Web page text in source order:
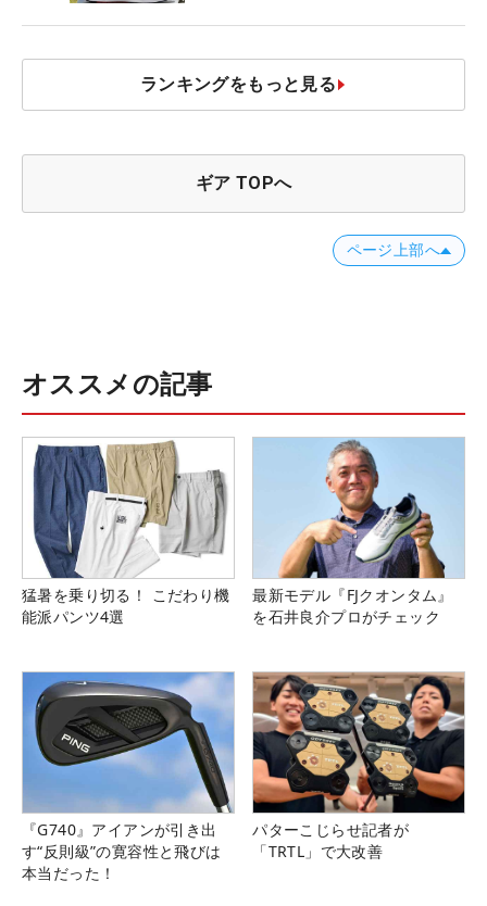
ランキングをもっと見る
ギア TOPへ
ページ上部へ
オススメの記事
猛暑を乗り切る！ こだわり機
能派パンツ4選
最新モデル『FJクオンタム』
を石井良介プロがチェック
『G740』アイアンが引き出
す“反則級”の寛容性と飛びは
本当だった！
パターこじらせ記者が
「TRTL」で大改善